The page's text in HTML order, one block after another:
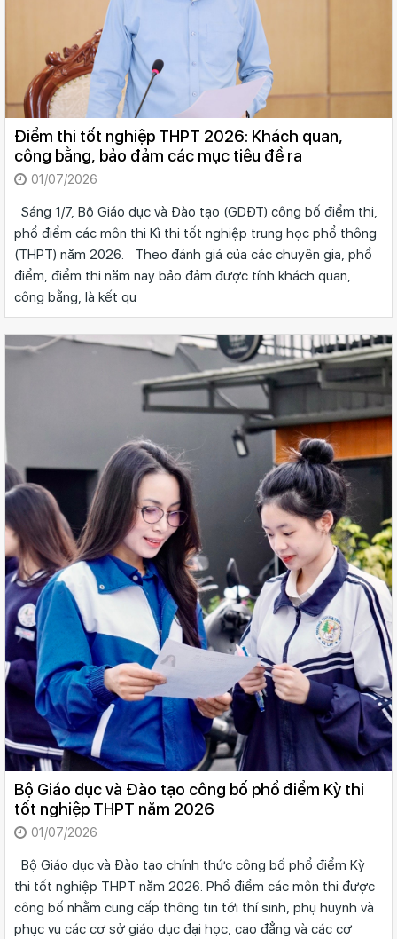
Điểm thi tốt nghiệp THPT 2026: Khách quan,
công bằng, bảo đảm các mục tiêu đề ra
01/07/2026
Sáng 1/7, Bộ Giáo dục và Đào tạo (GDĐT) công bố điểm thi,
phổ điểm các môn thi Kì thi tốt nghiệp trung học phổ thông
(THPT) năm 2026. Theo đánh giá của các chuyên gia, phổ
điểm, điểm thi năm nay bảo đảm được tính khách quan,
công bằng, là kết qu
Bộ Giáo dục và Đào tạo công bố phổ điểm Kỳ thi
tốt nghiệp THPT năm 2026
01/07/2026
Bộ Giáo dục và Đào tạo chính thức công bố phổ điểm Kỳ
thi tốt nghiệp THPT năm 2026. Phổ điểm các môn thi được
công bố nhằm cung cấp thông tin tới thí sinh, phụ huynh và
phục vụ các cơ sở giáo dục đại học, cao đẳng và các cơ